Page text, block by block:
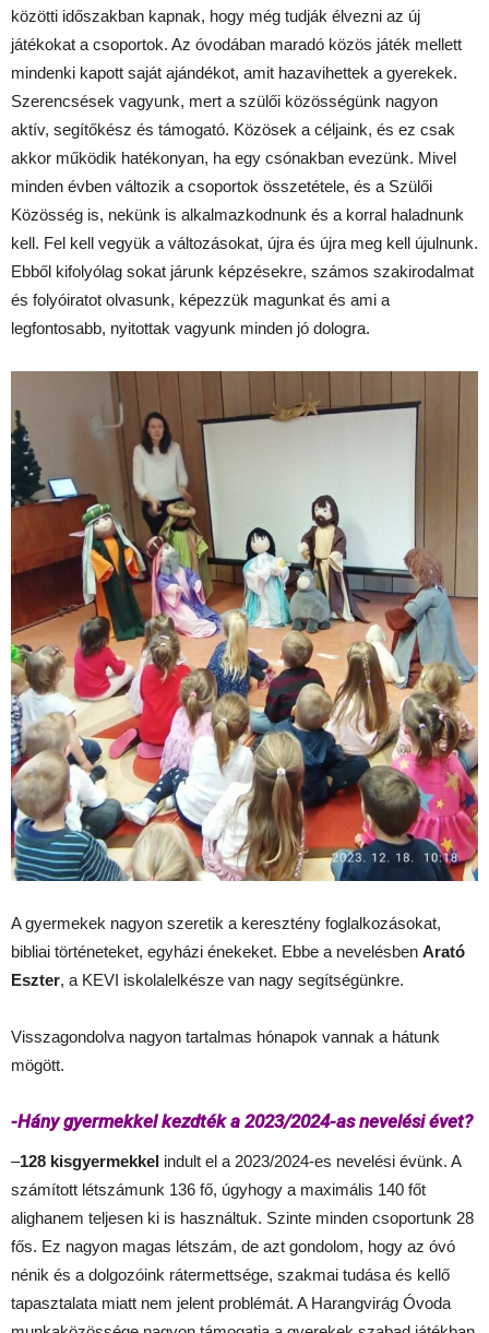
közötti időszakban kapnak, hogy még tudják élvezni az új
játékokat a csoportok. Az óvodában maradó közös játék mellett
mindenki kapott saját ajándékot, amit hazavihettek a gyerekek.
Szerencsések vagyunk, mert a szülői közösségünk nagyon
aktív, segítőkész és támogató. Közösek a céljaink, és ez csak
akkor működik hatékonyan, ha egy csónakban evezünk. Mivel
minden évben változik a csoportok összetétele, és a Szülői
Közösség is, nekünk is alkalmazkodnunk és a korral haladnunk
kell. Fel kell vegyük a változásokat, újra és újra meg kell újulnunk.
Ebből kifolyólag sokat járunk képzésekre, számos szakirodalmat
és folyóiratot olvasunk, képezzük magunkat és ami a
legfontosabb, nyitottak vagyunk minden jó dologra.
A gyermekek nagyon szeretik a keresztény foglalkozásokat,
bibliai történeteket, egyházi énekeket. Ebbe a nevelésben Arató
Eszter, a KEVI iskolalelkésze van nagy segítségünkre.
Visszagondolva nagyon tartalmas hónapok vannak a hátunk
mögött.
-Hány gyermekkel kezdték a 2023/2024-as nevelési évet?
–128 kisgyermekkel indult el a 2023/2024-es nevelési évünk. A
számított létszámunk 136 fő, úgyhogy a maximális 140 főt
alighanem teljesen ki is használtuk. Szinte minden csoportunk 28
fős. Ez nagyon magas létszám, de azt gondolom, hogy az óvó
nénik és a dolgozóink rátermettsége, szakmai tudása és kellő
tapasztalata miatt nem jelent problémát. A Harangvirág Óvoda